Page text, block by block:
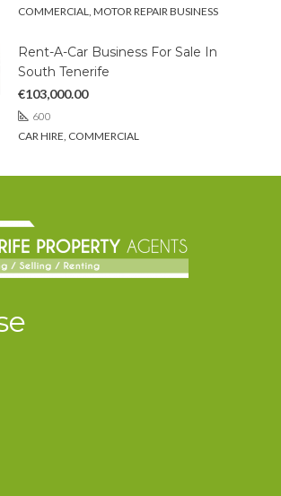
COMMERCIAL, MOTOR REPAIR BUSINESS
Rent-A-Car Business For Sale In
South Tenerife
€103,000.00
600
CAR HIRE, COMMERCIAL